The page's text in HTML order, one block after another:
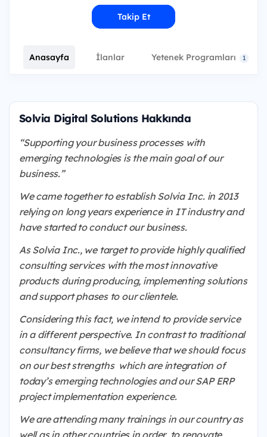
Takip Et
Anasayfa İlanlar Yetenek Programları 1
Solvia Digital Solutions Hakkında
“Supporting your business processes with
emerging technologies is the main goal of our
business.”
We came together to establish Solvia Inc. in 2013
relying on long years experience in IT industry and
have started to conduct our business.
As Solvia Inc., we target to provide highly qualified
consulting services with the most innovative
products during producing, implementing solutions
and support phases to our clientele.
Considering this fact, we intend to provide service
in a different perspective. In contrast to traditional
consultancy firms, we believe that we should focus
on our best strengths which are integration of
today’s emerging technologies and our SAP ERP
project implementation experience.
We are attending many trainings in our country as
well as in other countries in order to renovate